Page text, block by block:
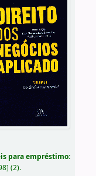
para empréstimo:
] (2).